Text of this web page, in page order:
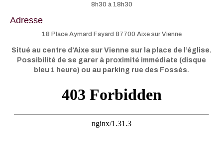
8h30 à 18h30
Adresse
18 Place Aymard Fayard 87700 Aixe sur Vienne
Situé au centre d’Aixe sur Vienne sur la place de l’église.
Possibilité de se garer à proximité immédiate (disque
bleu 1 heure) ou au parking rue des Fossés.